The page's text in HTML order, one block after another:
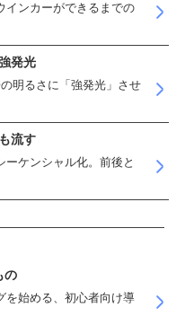
インカーができるまでの
発光
明るさに「強発光」させ
流す
ケンシャル化。前後と
の
を始める、初心者向け導